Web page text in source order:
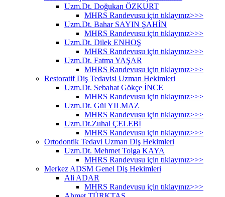
Uzm.Dt. Doğukan ÖZKURT
MHRS Randevusu için tıklayınız>>>
Uzm.Dt. Bahar SAYIN ŞAHİN
MHRS Randevusu için tıklayınız>>>
Uzm.Dt. Dilek ENHOŞ
MHRS Randevusu için tıklayınız>>>
Uzm.Dt. Fatma YAŞAR
MHRS Randevusu için tıklayınız>>>
Restoratif Diş Tedavisi Uzman Hekimleri
Uzm.Dt. Sebahat Gökçe İNCE
MHRS Randevusu için tıklayınız>>>
Uzm.Dt. Gül YILMAZ
MHRS Randevusu için tıklayınız>>>
Uzm.Dt.Zuhal ÇELEBİ
MHRS Randevusu için tıklayınız>>>
Ortodontik Tedavi Uzman Diş Hekimleri
Uzm.Dt. Mehmet Tolga KAYA
MHRS Randevusu için tıklayınız>>>
Merkez ADSM Genel Diş Hekimleri
Ali ADAR
MHRS Randevusu için tıklayınız>>>